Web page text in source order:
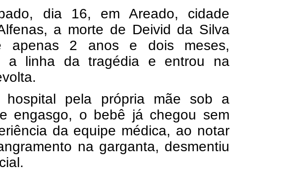
dia 16, em Areado, cidade
a morte de Deivid da Silva
apenas 2 anos e dois meses,
a linha da tragédia e entrou na
hospital pela própria mãe sob a
engasgo, o bebê já chegou sem
da equipe médica, ao notar
na garganta, desmentiu